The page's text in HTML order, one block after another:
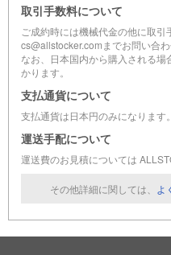
取引手数料について
ご成約時には機械代金の他に取
cs@allstocker.comまでお問い合わ
なお、日本国内から購入される
かります。
支払通貨について
支払通貨は日本円のみになります。
運送手配について
運送費のお見積については
その他詳細に関しては、 よ